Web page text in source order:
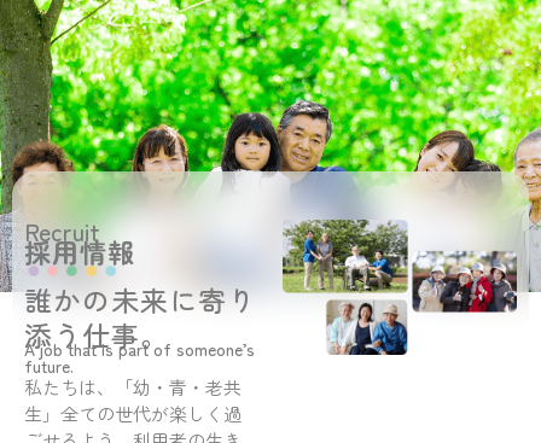
Recruit
採用情報
誰かの未来に寄り
添う仕事。
A job that is part of someone’s
future.
私たちは、「幼・青・老共
生」全ての世代が楽しく過